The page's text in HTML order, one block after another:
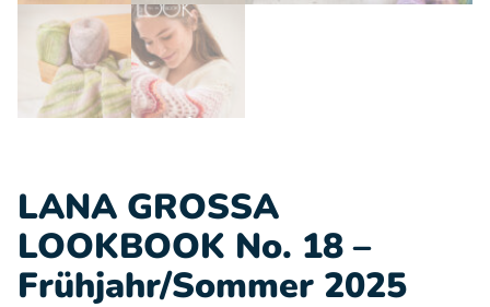
LANA GROSSA
LOOKBOOK No. 18 –
Frühjahr/Sommer 2025